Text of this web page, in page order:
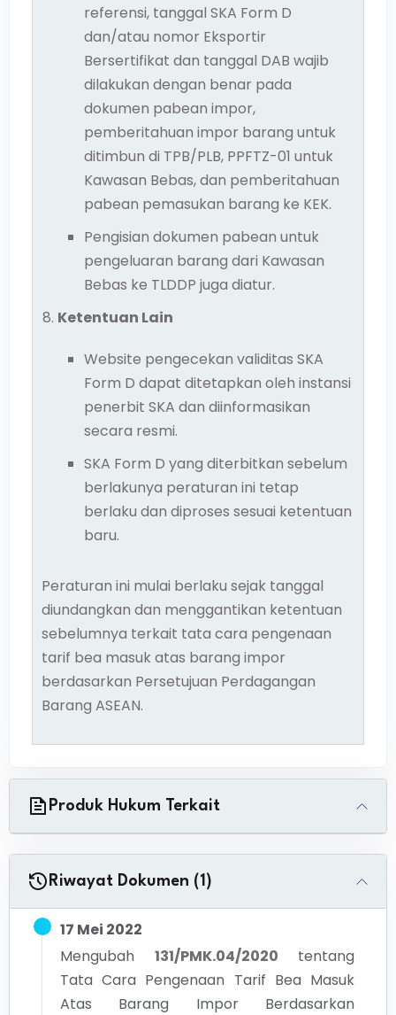
referensi, tanggal SKA Form D
dan/atau nomor Eksportir
Bersertifikat dan tanggal DAB wajib
dilakukan dengan benar pada
dokumen pabean impor,
pemberitahuan impor barang untuk
ditimbun di TPB/PLB, PPFTZ-01 untuk
Kawasan Bebas, dan pemberitahuan
pabean pemasukan barang ke KEK.
Pengisian dokumen pabean untuk
pengeluaran barang dari Kawasan
Bebas ke TLDDP juga diatur.
Ketentuan Lain
Website pengecekan validitas SKA
Form D dapat ditetapkan oleh instansi
penerbit SKA dan diinformasikan
secara resmi.
SKA Form D yang diterbitkan sebelum
berlakunya peraturan ini tetap
berlaku dan diproses sesuai ketentuan
baru.
Peraturan ini mulai berlaku sejak tanggal
diundangkan dan menggantikan ketentuan
sebelumnya terkait tata cara pengenaan
tarif bea masuk atas barang impor
berdasarkan Persetujuan Perdagangan
Barang ASEAN.
Produk Hukum Terkait
Riwayat Dokumen (1)
17 Mei 2022
Mengubah
131/PMK.04/2020
tentang
Tata Cara Pengenaan Tarif Bea Masuk
Atas Barang Impor Berdasarkan